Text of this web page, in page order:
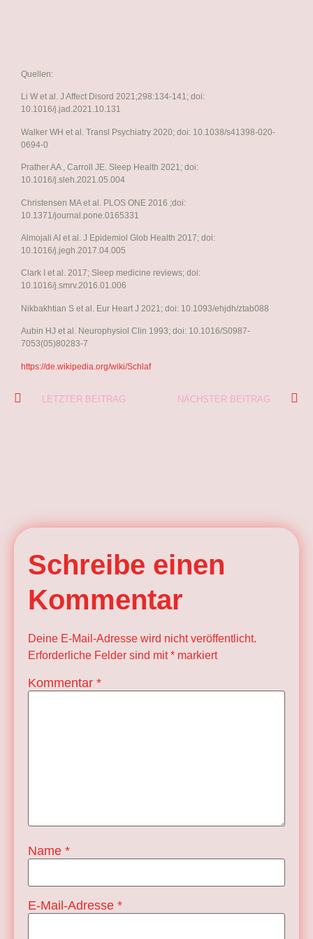
Quellen:
Li W et al. J Affect Disord 2021;298:134-141; doi:
10.1016/j.jad.2021.10.131
Walker WH et al. Transl Psychiatry 2020; doi: 10.1038/s41398-020-
0694-0
Prather AA , Carroll JE. Sleep Health 2021; doi:
10.1016/j.sleh.2021.05.004
Christensen MA et al. PLOS ONE 2016 ;doi:
10.1371/journal.pone.0165331
Almojali AI et al. J Epidemiol Glob Health 2017; doi:
10.1016/j.jegh.2017.04.005
Clark I et al. 2017; Sleep medicine reviews; doi:
10.1016/j.smrv.2016.01.006
Nikbakhtian S et al. Eur Heart J 2021; doi: 10.1093/ehjdh/ztab088
Aubin HJ et al. Neurophysiol Clin 1993; doi: 10.1016/S0987-
7053(05)80283-7
https://de.wikipedia.org/wiki/Schlaf
LETZTER BEITRAG NÄCHSTER BEITRAG
Schreibe einen
Kommentar
Deine E-Mail-Adresse wird nicht veröffentlicht.
Erforderliche Felder sind mit* markiert
Kommentar *
Name *
E-Mail-Adresse *